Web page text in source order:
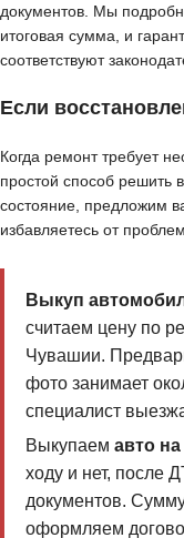
документов. Мы
итоговая сумма, и
соответствуют
Если
Когда ремонт требует
простой способ решить
состояние, предложим
избавляетесь от
Выкуп
считаем цену по
Чувашии.
фото занимает
специалист
Выкупаем авто
ходу и нет, после
документов.
оформляем